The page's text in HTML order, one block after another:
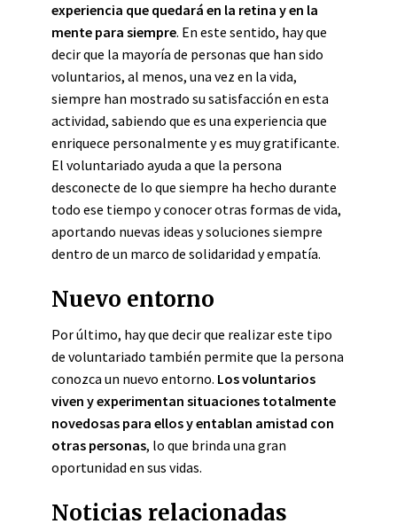
experiencia que quedará en la retina y en la
mente para siempre. En este sentido, hay que
decir que la mayoría de personas que han sido
voluntarios, al menos, una vez en la vida,
siempre han mostrado su satisfacción en esta
actividad, sabiendo que es una experiencia que
enriquece personalmente y es muy gratificante.
El voluntariado ayuda a que la persona
desconecte de lo que siempre ha hecho durante
todo ese tiempo y conocer otras formas de vida,
aportando nuevas ideas y soluciones siempre
dentro de un marco de solidaridad y empatía.
Nuevo entorno
Por último, hay que decir que realizar este tipo
de voluntariado también permite que la persona
conozca un nuevo entorno. Los voluntarios
viven y experimentan situaciones totalmente
novedosas para ellos y entablan amistad con
otras personas, lo que brinda una gran
oportunidad en sus vidas.
Noticias relacionadas